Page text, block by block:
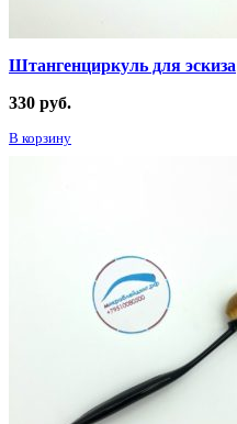
Штангенциркуль для эскиза
330 руб.
В корзину